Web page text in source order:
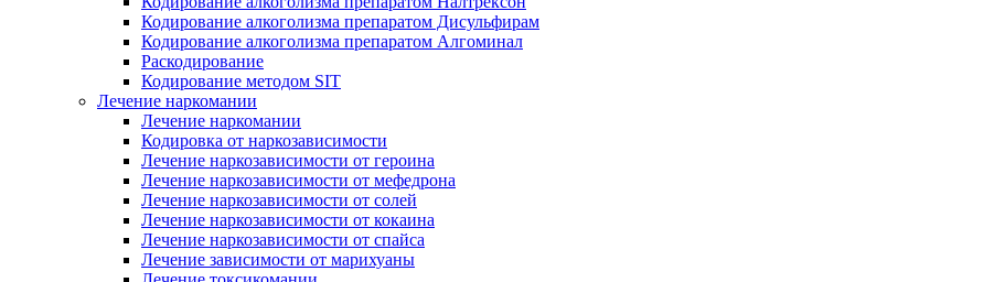
Кодирование алкоголизма препаратом Дисульфирам
Кодирование алкоголизма препаратом Алгоминал
Раскодирование
Кодирование методом SIT
Лечение наркомании
Лечение наркомании
Кодировка от наркозависимости
Лечение наркозависимости от героина
Лечение наркозависимости от мефедрона
Лечение наркозависимости от солей
Лечение наркозависимости от кокаина
Лечение наркозависимости от спайса
Лечение зависимости от марихуаны